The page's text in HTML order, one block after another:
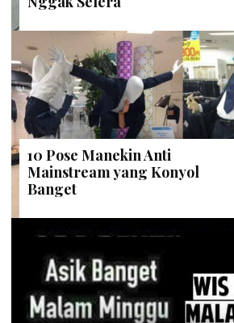
10 Pose Manekin Anti
Mainstream yang Konyol
Banget